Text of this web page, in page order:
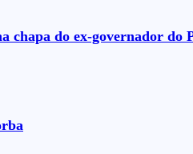
chapa do ex-governador